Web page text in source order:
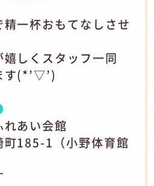
一杯おもてなしさせ
しくスタッフ一同
す(*’▽’)
あい会館
町185-1（小野体育館